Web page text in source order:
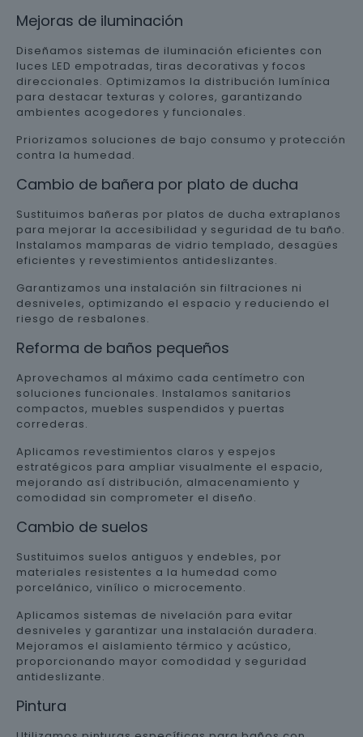
Mejoras de iluminación
Diseñamos sistemas de iluminación eficientes con
luces LED empotradas, tiras decorativas y focos
direccionales. Optimizamos la distribución lumínica
para destacar texturas y colores, garantizando
ambientes acogedores y funcionales.
Priorizamos soluciones de bajo consumo y protección
contra la humedad.
Cambio de bañera por plato de ducha
Sustituimos bañeras por platos de ducha extraplanos
para mejorar la accesibilidad y seguridad de tu baño.
Instalamos mamparas de vidrio templado, desagües
eficientes y revestimientos antideslizantes.
Garantizamos una instalación sin filtraciones ni
desniveles, optimizando el espacio y reduciendo el
riesgo de resbalones.
Reforma de baños pequeños
Aprovechamos al máximo cada centímetro con
soluciones funcionales. Instalamos sanitarios
compactos, muebles suspendidos y puertas
correderas.
Aplicamos revestimientos claros y espejos
estratégicos para ampliar visualmente el espacio,
mejorando así distribución, almacenamiento y
comodidad sin comprometer el diseño.
Cambio de suelos
Sustituimos suelos antiguos y endebles, por
materiales resistentes a la humedad como
porcelánico, vinílico o microcemento.
Aplicamos sistemas de nivelación para evitar
desniveles y garantizar una instalación duradera.
Mejoramos el aislamiento térmico y acústico,
proporcionando mayor comodidad y seguridad
antideslizante.
Pintura